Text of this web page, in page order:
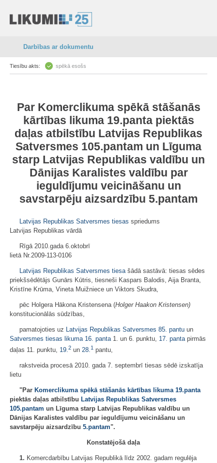
Darbības ar dokumentu
Tiesību akts: spēkā esošs
Par Komerclikuma spēkā stāšanās
kārtības likuma 19.pantapiektās
daļas atbilstību Latvijas Republikas
Satversmes 105.pantam un Līguma
starp Latvijas Republikas valdību un
Dānijas Karalistes valdību par
ieguldījumu veicināšanu un
savstarpēju aizsardzību 5.pantam
Latvijas Republikas Satversmes tiesas spriedums
Latvijas Republikas vārdā
Rīgā 2010.gada 6.oktobrī
lietā Nr.2009-113-0106
Latvijas Republikas Satversmes tiesašādā sastāvā: tiesas sēdes
priekšsēdētājs Gunārs Kūtris, tiesneši Kaspars Balodis, Aija Branta,
Kristīne Krūma, Vineta Muižniece un Viktors Skudra,
pēc Holgera Hākona Kristensena (Holger Haakon Kristensen)
konstitucionālās sūdzības,
pamatojoties uz Latvijas Republikas Satversmes 85. pantu un
Satversmes tiesas likuma 16. panta1. un 6. punktu, 17. pantapirmās
daļas 11. punktu, 19.2 un 28.1 pantu,
rakstveida procesā 2010. gada 7. septembrī tiesas sēdē izskatīja
lietu
"Par Komerclikuma spēkā stāšanās kārtības likuma 19.panta
piektās daļas atbilstību Latvijas Republikas Satversmes
105.pantam un Līguma starp Latvijas Republikas valdību un
Dānijas Karalistes valdību par ieguldījumu veicināšanu un
savstarpēju aizsardzību 5.pantam".
Konstatējošā daļa
1. Komercdarbību Latvijas Republikā līdz 2002. gadam regulēja